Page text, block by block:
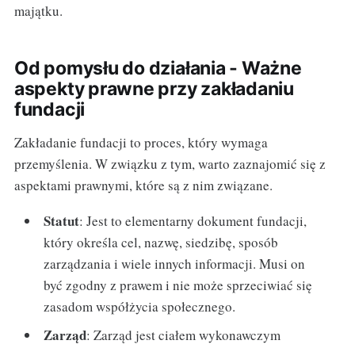
majątku.
Od pomysłu do działania - Ważne
aspekty prawne przy zakładaniu
fundacji
Zakładanie fundacji to proces, który wymaga
przemyślenia. W związku z tym, warto zaznajomić się z
aspektami prawnymi, które są z nim związane.
Statut: Jest to elementarny dokument fundacji,
który określa cel, nazwę, siedzibę, sposób
zarządzania i wiele innych informacji. Musi on
być zgodny z prawem i nie może sprzeciwiać się
zasadom współżycia społecznego.
Zarząd: Zarząd jest ciałem wykonawczym